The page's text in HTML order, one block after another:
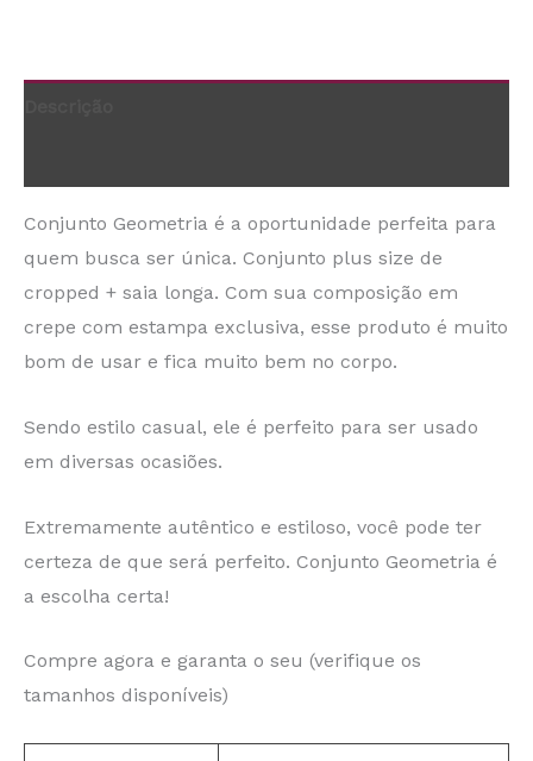
Conjunto Geometria é a oportunidade perfeita para
quem busca ser única. Conjunto plus size de
cropped + saia longa. Com sua composição em
crepe com estampa exclusiva, esse produto é muito
bom de usar e fica muito bem no corpo.
Sendo estilo casual, ele é perfeito para ser usado
em diversas ocasiões.
Extremamente autêntico e estiloso, você pode ter
certeza de que será perfeito. Conjunto Geometria é
a escolha certa!
Compre agora e garanta o seu (verifique os
tamanhos disponíveis)